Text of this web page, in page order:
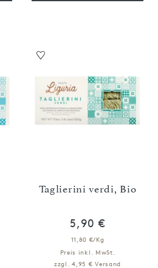
Taglierini verdi, Bio
5,90 €
11,80 €/Kg
Preis inkl. MwSt.
zzgl. 4,95 € Versand